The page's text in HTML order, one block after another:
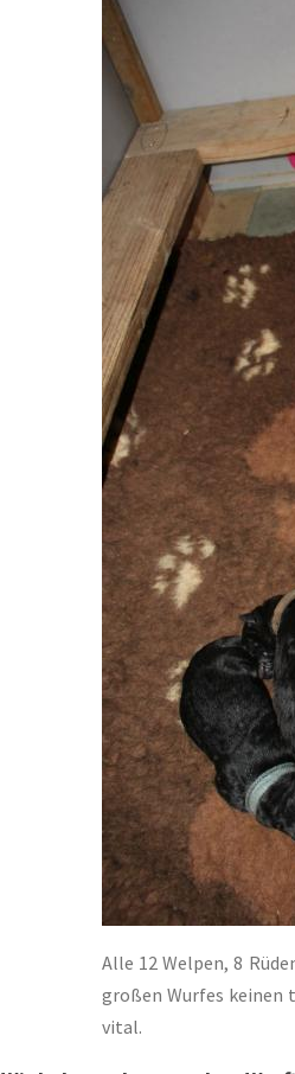
Alle 12 Welpen, 8
großen Wurfes keinen
vital.